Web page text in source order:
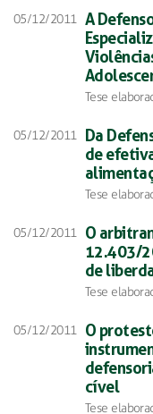
05/12/2011 A
Tese
05/12/2011
Da
de
Tese
05/12/2011
O
12.403/
de
Tese
05/12/2011
O
cível
Tese